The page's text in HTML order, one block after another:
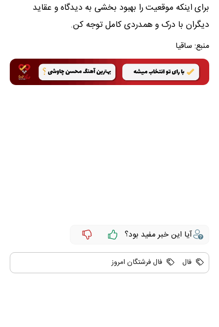
برای اینکه موقعیت را بهبود بخشی به دیدگاه و عقاید
دیگران با درک و همدردی کامل توجه کن.
منبع: ساقیا
آیا این خبر مفید بود؟
فال فال فرشتگان امروز